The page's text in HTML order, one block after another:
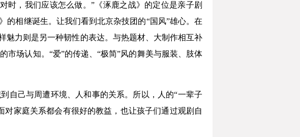
时，我们应该怎么做。”《涿鹿之战》的定位是亲子剧
的相继诞生。让我们看到北京杂技团的“国风”雄心。在
魅力则是另一种韧性的表达。与热题材、大制作相互补
市场认知。“爱”的传递、“极简”风的舞美与服装、肢体
自己与周遭环境、人和事的关系。所以，人的“一辈子
家庭关系都会有很好的教益，也让孩子们通过观剧自